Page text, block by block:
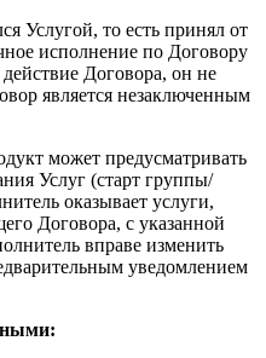
Услугой, то есть принял от
исполнение по Договору
Договора, он не
является незаключенным
может предусматривать
Услуг (старт группы/
оказывает услуги,
Договора, с указанной
вправе изменить
уведомлением